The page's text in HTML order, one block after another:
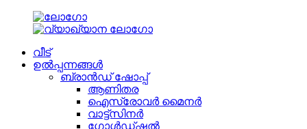
വീട്
ഉൽപ്പന്നങ്ങൾ
ബ്രാൻഡ് ഷോപ്പ്
ആണിതര
ഐസ്രോവർ മൈനർ
വാട്ട്സിനർ
ഗോൾഡ്ഷൽ